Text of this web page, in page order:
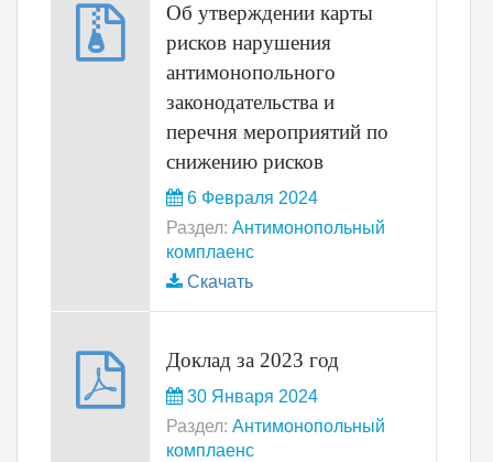
Об утверждении карты
рисков нарушения
антимонопольного
законодательства и
перечня мероприятий по
снижению рисков
6 Февраля 2024
Раздел: Антимонопольный
комплаенс
Скачать
Доклад за 2023 год
30 Января 2024
Раздел: Антимонопольный
комплаенс